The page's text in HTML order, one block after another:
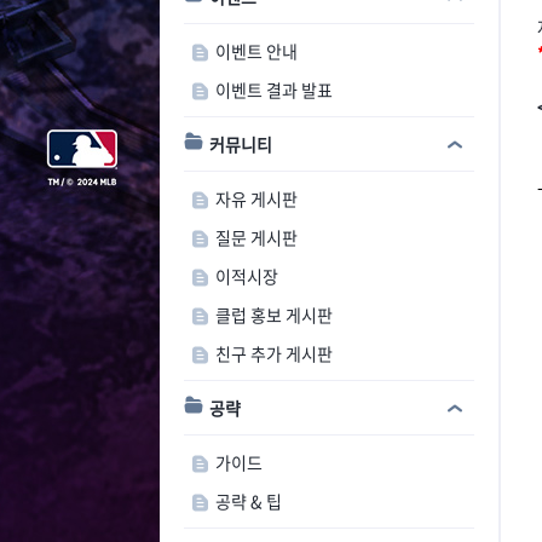
이벤트 안내
이벤트 결과 발표
커뮤니티
자유 게시판
질문 게시판
이적시장
클럽 홍보 게시판
친구 추가 게시판
공략
가이드
공략 & 팁